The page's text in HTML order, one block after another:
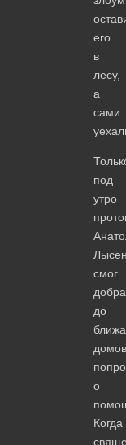
его
в
лесу,
а
сами
под
утро
смог
до
о
Когда